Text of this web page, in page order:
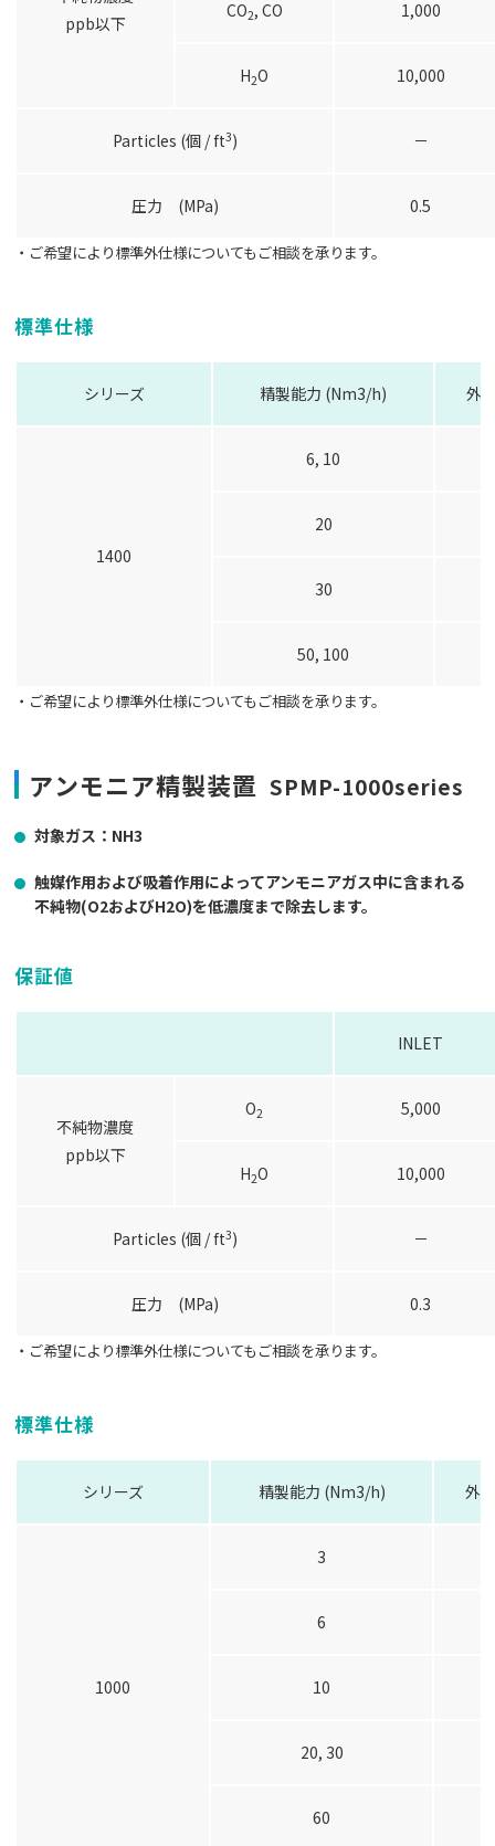
ppb以下
CO2, CO 1,000
H2O 10,000
Particles (個 / ft3) －
圧力 (MPa) 0.5
・ご希望により標準外仕様についてもご相談を承ります。
標準仕様
シリーズ 精製能力 (Nm3/h) 外
1400
6, 10
20
30
50, 100
・ご希望により標準外仕様についてもご相談を承ります。
アンモニア精製装置 SPMP-1000series
対象ガス：NH3
触媒作用および吸着作用によってアンモニアガス中に含まれる
不純物(O2およびH2O)を低濃度まで除去します。
保証値
INLET
不純物濃度
ppb以下
O2 5,000
H2O 10,000
Particles (個 / ft3) －
圧力 (MPa) 0.3
・ご希望により標準外仕様についてもご相談を承ります。
標準仕様
シリーズ 精製能力 (Nm3/h) 外
1000
3
6
10
20, 30
60